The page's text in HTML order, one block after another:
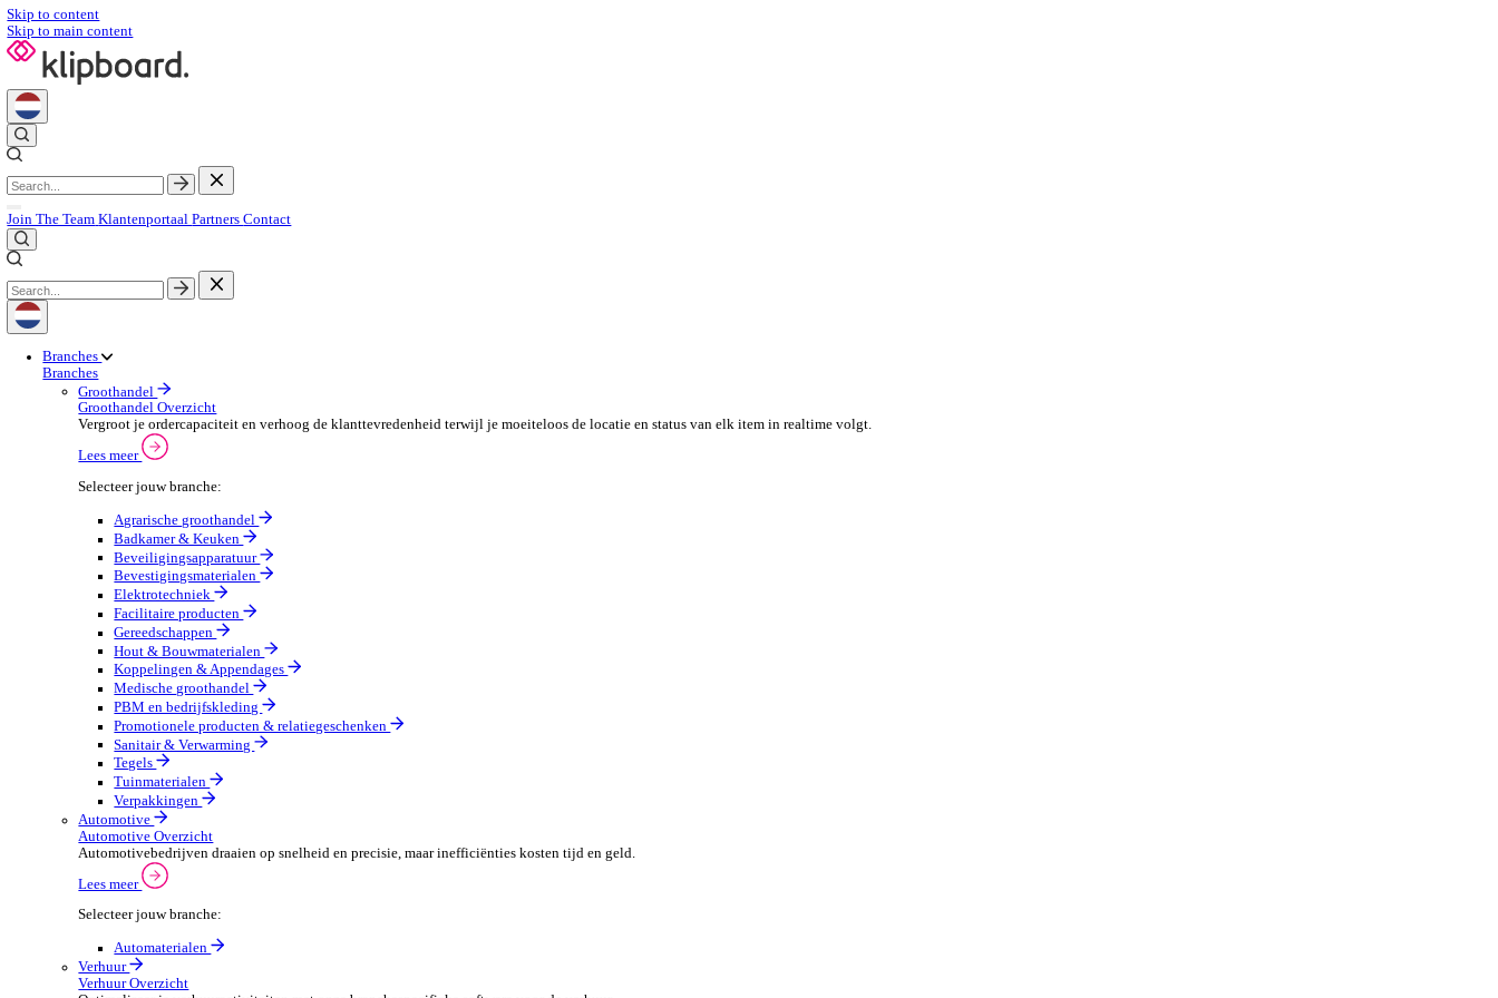
Skip to content
Skip to main content
Klantenportaal
Branches
Groothandel
Groothandel Overzicht
Vergroot je ordercapaciteit en verhoog de klanttevredenheid terwijl je moeiteloos de locatie en status van elk item in realtime volgt.
Lees meer
Selecteer jouw branche:
Agrarische groothandel
Badkamer & Keuken
Beveiligingsapparatuur
Bevestigingsmaterialen
Elektrotechniek
Facilitaire producten
Gereedschappen
Hout & Bouwmaterialen
Koppelingen & Appendages
Medische groothandel
PBM en bedrijfskleding
Promotionele producten & relatiegeschenken
Tegels
Tuinmaterialen